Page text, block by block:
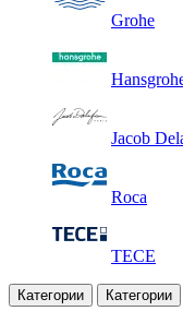
Grohe
Jacob
Roca
TECE
Категории Категории